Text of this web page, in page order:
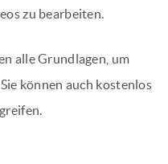
zu bearbeiten.
alle Grundlagen, um
können auch kostenlos